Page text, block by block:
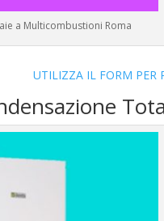
a Multicombustioni Roma
UTILIZZA IL FORM PER